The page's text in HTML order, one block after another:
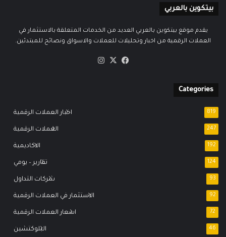
بيتكوين بالعربي
يقدم موقع بيتكوين بالعربي العديد من الخدمات المتعلقة بالاستثمار في
العملات الرقمية من اخبار وتحليلات للعملات والاسواق ونصائح للمبتدئين.
فيسبوك
‫X
Categories
اخبار العملات الرقمية 819
العملات الرقمية 247
الاكاديمية 192
تقارير – يومي 124
شركات التداول 93
الاستثمار في العملات الرقمية 92
اسعار العملات الرقمية 72
البلوكتشين 46